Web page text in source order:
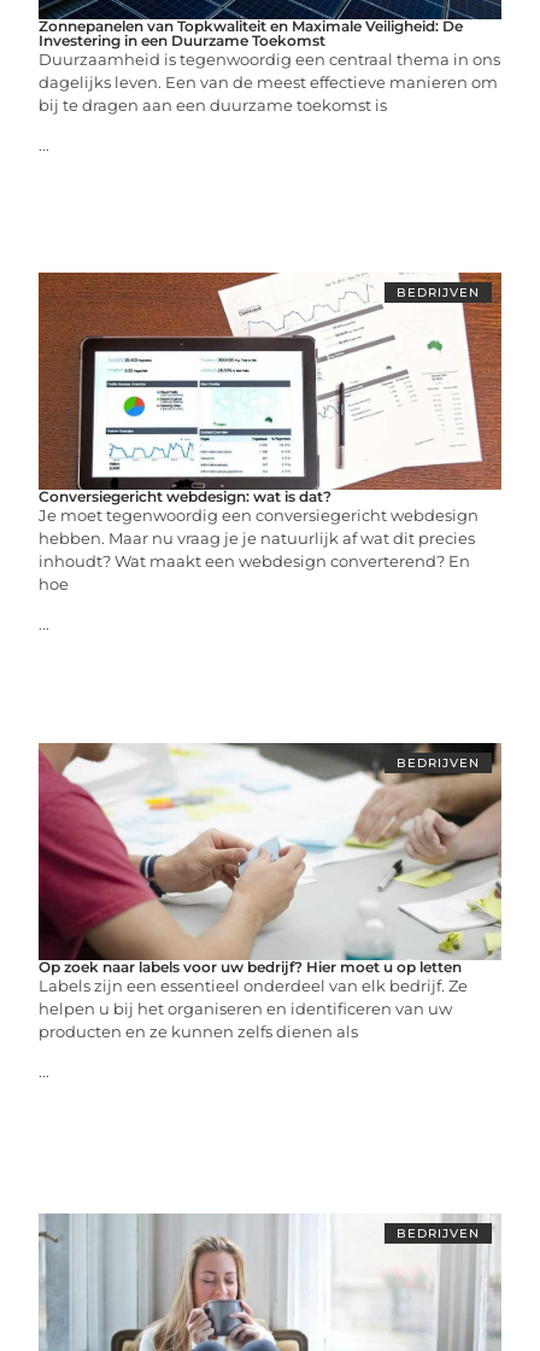
Zonnepanelen van Topkwaliteit en Maximale Veiligheid: De
Investering in een Duurzame Toekomst
Duurzaamheid is tegenwoordig een centraal thema in ons
dagelijks leven. Een van de meest effectieve manieren om
bij te dragen aan een duurzame toekomst is
...
BEDRIJVEN
Conversiegericht webdesign: wat is dat?
Je moet tegenwoordig een conversiegericht webdesign
hebben. Maar nu vraag je je natuurlijk af wat dit precies
inhoudt? Wat maakt een webdesign converterend? En
hoe
...
BEDRIJVEN
Op zoek naar labels voor uw bedrijf? Hier moet u op letten
Labels zijn een essentieel onderdeel van elk bedrijf. Ze
helpen u bij het organiseren en identificeren van uw
producten en ze kunnen zelfs dienen als
...
BEDRIJVEN